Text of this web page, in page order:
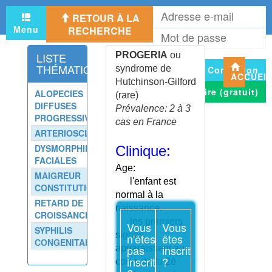
Menu
RETOUR À LA
RECHERCHE
Connexion
S'inscrire (gratuit)
LISTE
THÉMATIQUE
ALOPECIES
DIFFUSES
PROGRESSIVES
ARTERIOSCLEROSE
DYSMORPHIES
FACIALES
MAIGREUR
CONSTITUTIONNELLE
RETARD DE
CROISSANCE
SYPHILIS
CONGENITALE
PREMATURITE
PREMENSTRUEL (SYNDROME)
PREPARATION ANESTHESIE
GENERALE ET OPERATION
PRESBYACOUSIE
PRESBYACOUSIE -
AUTOÉVALUATION
PRESBYTIE
PRESSION VEINEUSE
CENTRALE
PRESTATION DE
COMPENSATION DU HANDICAP
PRESTATION SPECIFIQUE
DEPENDANCE
PREVENTION - CONSEILS
PRIAPISME
PROCRASTINATION
PROCREATION
MEDICALEMENT ASSISTEE
Vous
n'êtes
pas
inscrit
Vous
êtes
inscrit
?
PROGERIA ou
syndrome de
Hutchinson-Gilford
(rare)
Prévalence: 2 à 3
cas en France
Clinique:
Age:
l'enfant est
normal à la
naissance.
les premiers
signes
apparaissent au
cours de la 2è